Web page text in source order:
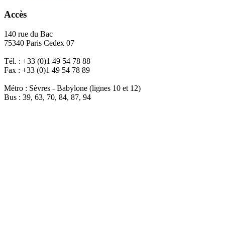
Accès
140 rue du Bac
75340 Paris Cedex 07
Tél. : +33 (0)1 49 54 78 88
Fax : +33 (0)1 49 54 78 89
Métro : Sèvres - Babylone (lignes 10 et 12)
Bus : 39, 63, 70, 84, 87, 94